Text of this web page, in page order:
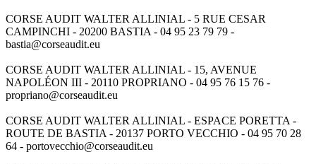
CORSE AUDIT WALTER ALLINIAL - 5 RUE CESAR
CAMPINCHI - 20200 BASTIA - 04 95 23 79 79 -
bastia@corseaudit.eu
CORSE AUDIT WALTER ALLINIAL - 15, AVENUE
NAPOLÉON III - 20110 PROPRIANO - 04 95 76 15 76 -
propriano@corseaudit.eu
CORSE AUDIT WALTER ALLINIAL - ESPACE PORETTA -
ROUTE DE BASTIA - 20137 PORTO VECCHIO - 04 95 70 28
64 - portovecchio@corseaudit.eu